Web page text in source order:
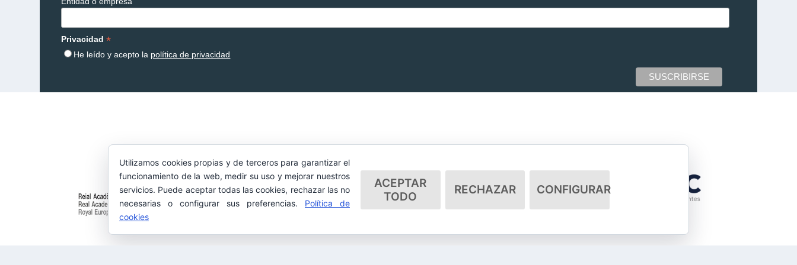
Privacidad*
He leído y acepto la política de privacidad
Utilizamos cookies propias y de terceros para garantizar el
funcionamiento de la web, medir su uso y mejorar nuestros
servicios. Puede aceptar todas las cookies, rechazar las no
necesarias o configurar sus preferencias. Política de
cookies
ACEPTAR
TODO
RECHAZAR CONFIGURAR